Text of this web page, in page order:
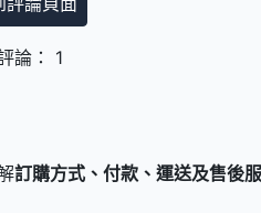
論： 1
訂購方式、付款、運送及售後